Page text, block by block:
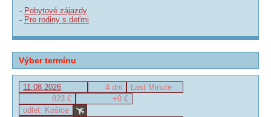
- Pobytové zájazdy
- Pre rodiny s deťmi
Výber termínu
11.08.2026 4 dni
Last Minute
823 €
+0 €
odlet: Košice